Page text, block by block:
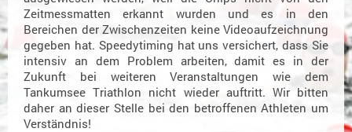
Zeitmessmatten erkannt wurden und es in den
Bereichen der Zwischenzeiten keine Videoaufzeichnung
gegeben hat. Speedytiming hat uns versichert, dass Sie
intensiv an dem Problem arbeiten, damit es in der
Zukunft bei weiteren Veranstaltungen wie dem
Tankumsee Triathlon nicht wieder auftritt. Wir bitten
daher an dieser Stelle bei den betroffenen Athleten um
Verständnis!